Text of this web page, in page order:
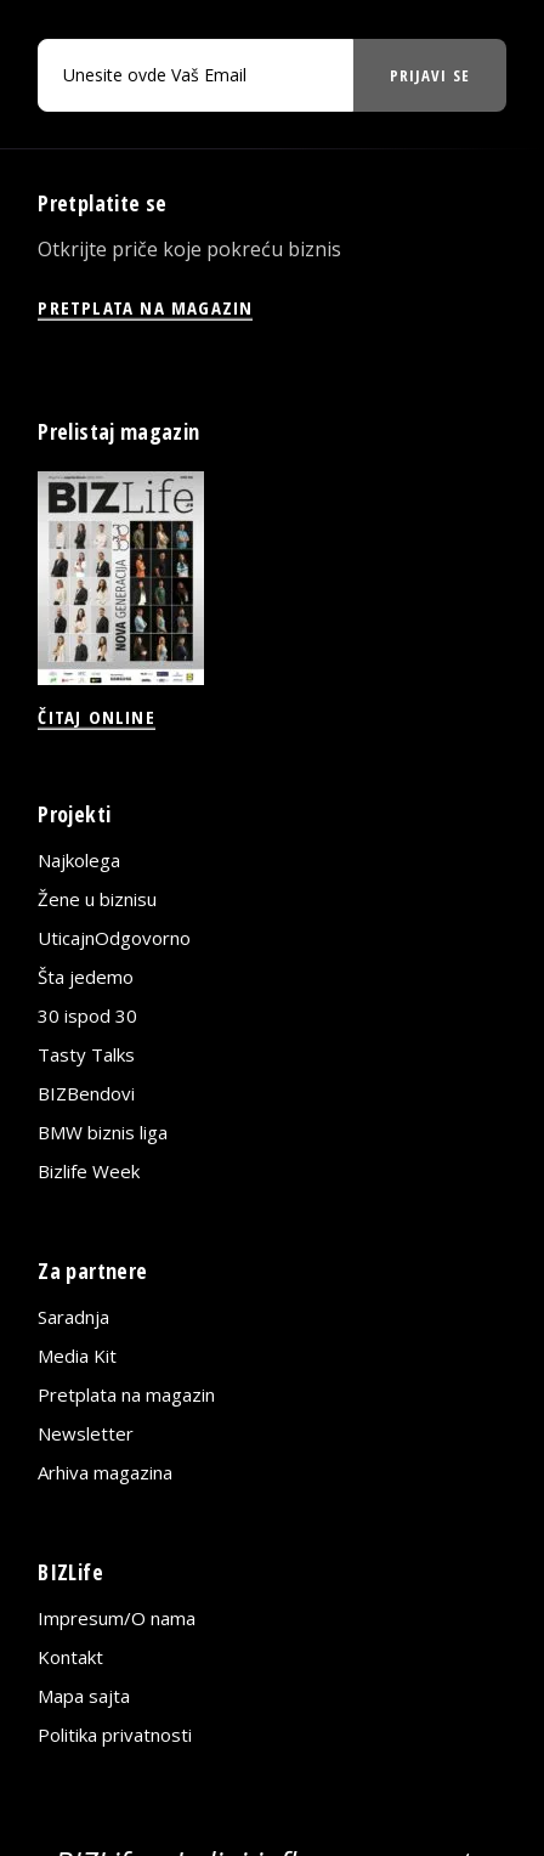
PRIJAVI SE
Pretplatite se
Otkrijte priče koje pokreću biznis
PRETPLATA NA MAGAZIN
Prelistaj magazin
ČITAJ ONLINE
Projekti
Najkolega
Žene u biznisu
UticajnOdgovorno
Šta jedemo
30 ispod 30
Tasty Talks
BIZBendovi
BMW biznis liga
Bizlife Week
Za partnere
Saradnja
Media Kit
Pretplata na magazin
Newsletter
Arhiva magazina
BIZLife
Impresum/O nama
Kontakt
Mapa sajta
Politika privatnosti